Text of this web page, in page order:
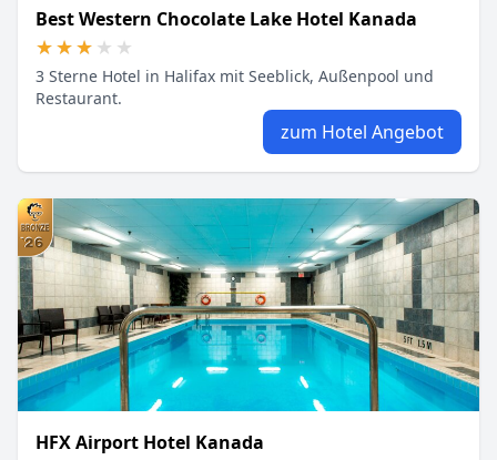
Best Western Chocolate Lake Hotel Kanada
★★★★★
★★★★★
3 Sterne Hotel in Halifax mit Seeblick, Außenpool und
Restaurant.
zum Hotel Angebot
HFX Airport Hotel Kanada